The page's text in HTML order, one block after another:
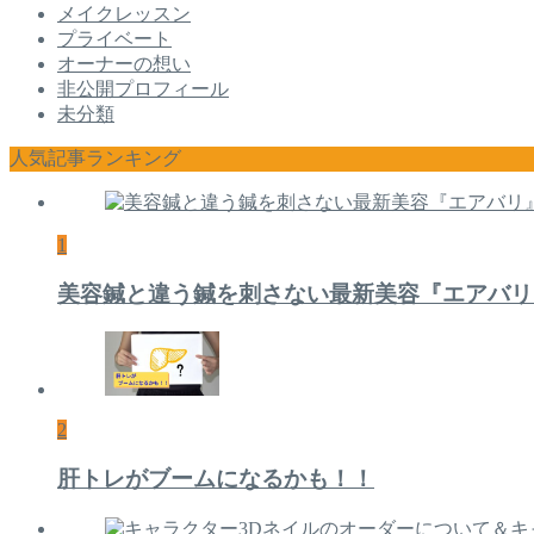
メイクレッスン
プライベート
オーナーの想い
非公開プロフィール
未分類
人気記事ランキング
1
美容鍼と違う鍼を刺さない最新美容『エアバ
2
肝トレがブームになるかも！！